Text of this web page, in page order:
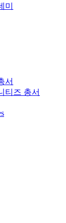
미
서
티즈 총서